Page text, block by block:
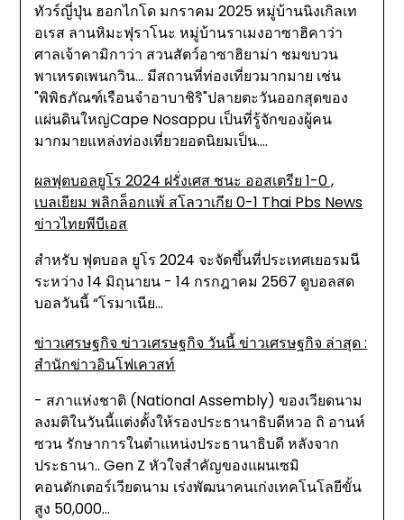
ทัวร์ญี่ปุ่น ฮอกไกโด มกราคม 2025 หมู่บ้านนิงเกิลเท
อเรส ลานหิมะฟุราโนะ หมู่บ้านราเมงอาซาฮิคาว่า
ศาลเจ้าคามิกาว่า สวนสัตว์อาซาฮิยาม่า ชมขบวน
พาเหรดเพนกวิน... มีสถานที่ท่องเที่ยวมากมาย เช่น
"พิพิธภัณฑ์เรือนจำอาบาชิริ"ปลายตะวันออกสุดของ
แผ่นดินใหญ่Cape Nosappu เป็นที่รู้จักของผู้คน
มากมายแหล่งท่องเที่ยวยอดนิยมเป็น.…
ผลฟุตบอลยูโร 2024 ฝรั่งเศส ชนะ ออสเตรีย 1-0 ,
เบลเยียม พลิกล็อกแพ้ สโลวาเกีย 0-1 Thai Pbs News
ข่าวไทยพีบีเอส
สำหรับ ฟุตบอล ยูโร 2024 จะจัดขึ้นที่ประเทศเยอรมนี
ระหว่าง 14 มิถุนายน - 14 กรกฎาคม 2567 ดูบอลสด
บอลวันนี้ “โรมาเนีย…
ข่าวเศรษฐกิจ ข่าวเศรษฐกิจ วันนี้ ข่าวเศรษฐกิจ ล่าสุด :
สำนักข่าวอินโฟเควสท์
- สภาแห่งชาติ (National Assembly) ของเวียดนาม
ลงมติในวันนี้แต่งตั้งให้รองประธานาธิบดีหวอ ถิ อานห์
ซวน รักษาการในตำแหน่งประธานาธิบดี หลังจาก
ประธานา.. Gen Z หัวใจสำคัญของแผนเซมิ
คอนดักเตอร์เวียดนาม เร่งพัฒนาคนเก่งเทคโนโลยีขั้น
สูง 50,000…